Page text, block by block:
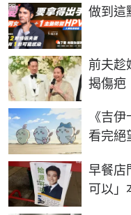
做到這
PR
前夫趁
揭傷
《吉
看完
早餐店
可以」